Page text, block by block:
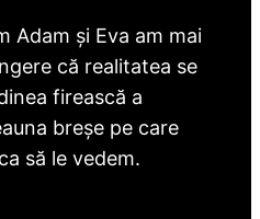
Adam și Eva am mai
că realitatea se
firească a
breșe pe care
să le vedem.